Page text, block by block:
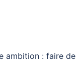
ambition : faire de